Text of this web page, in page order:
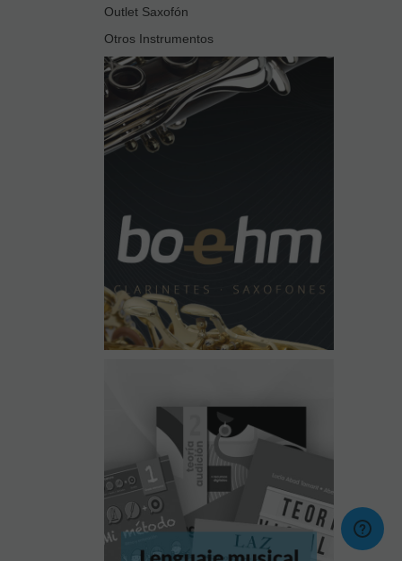
Outlet Saxofón
Otros Instrumentos